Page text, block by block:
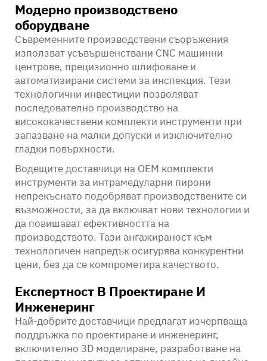
Модерно производствено
оборудване
Съвременните производствени съоръжения
използват усъвършенствани CNC машинни
центрове, прецизионно шлифоване и
автоматизирани системи за инспекция. Тези
технологични инвестиции позволяват
последователно производство на
висококачествени комплекти инструменти при
запазване на малки допуски и изключително
гладки повърхности.
Водещите доставчици на OEM комплекти
инструменти за интрамедуларни пирони
непрекъснато подобряват производствените си
възможности, за да включват нови технологии и
да повишават ефективността на
производството. Тази ангажираност към
технологичен напредък осигурява конкурентни
цени, без да се компрометира качеството.
Експертност В Проектиране И
Инженеринг
Най-добрите доставчици предлагат изчерпваща
поддръжка по проектиране и инженеринг,
включително 3D моделиране, разработване на